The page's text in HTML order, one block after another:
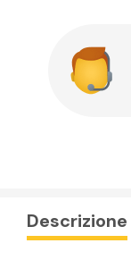
Descrizione